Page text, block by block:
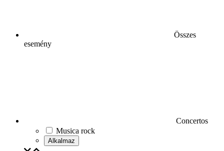
Összes
esemény
Concertos
Musica rock
Alkalmaz